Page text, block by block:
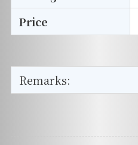
Price
Remarks: